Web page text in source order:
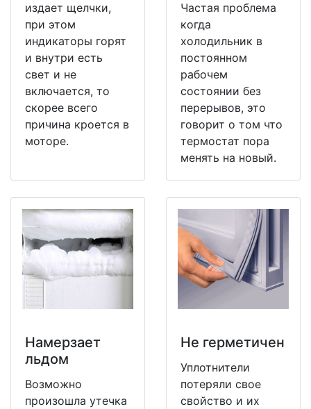
издает щелчки,
при этом
индикаторы горят
и внутри есть
свет и не
включается, то
скорее всего
причина кроется в
моторе.
Частая проблема
когда
холодильник в
постоянном
рабочем
состоянии без
перерывов, это
говорит о том что
термостат пора
менять на новый.
Намерзает
льдом
Возможно
произошла утечка
Не герметичен
Уплотнители
потеряли свое
свойство и их